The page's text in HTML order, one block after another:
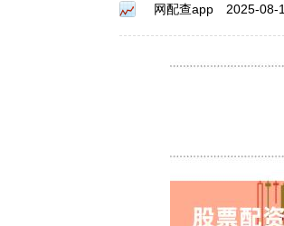
网配查app 2025-08-